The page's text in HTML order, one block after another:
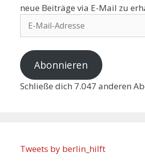
neue Beiträge via E-Mail zu
Abonnieren
Schließe dich 7.047 anderen
Tweets by berlin_hilft